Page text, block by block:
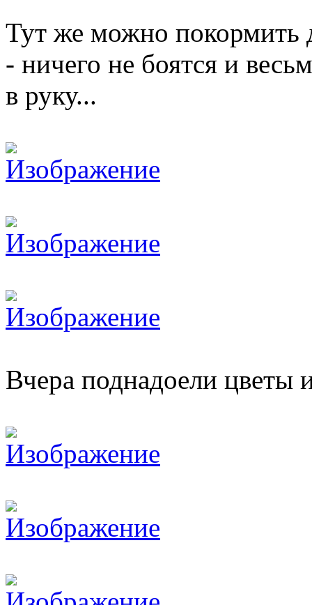
Тут же можно покормить
- ничего не боятся и
в руку...
Вчера поднадоели цветы